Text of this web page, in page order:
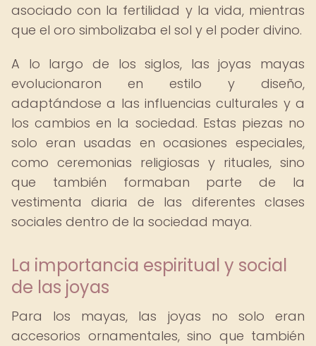
asociado con la fertilidad y la vida, mientras
que el oro simbolizaba el sol y el poder divino.
A lo largo de los siglos, las joyas mayas
evolucionaron en estilo y diseño,
adaptándose a las influencias culturales y a
los cambios en la sociedad. Estas piezas no
solo eran usadas en ocasiones especiales,
como ceremonias religiosas y rituales, sino
que también formaban parte de la
vestimenta diaria de las diferentes clases
sociales dentro de la sociedad maya.
La importancia espiritual y social
de las joyas
Para los mayas, las joyas no solo eran
accesorios ornamentales, sino que también